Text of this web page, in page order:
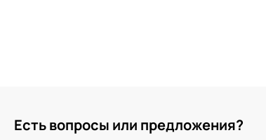
Есть вопросы или предложения?